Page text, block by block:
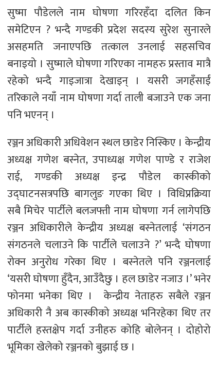
सुष्मा पौडेलले नाम घोषणा गरिरहँदा दलित किन
समेटिएन ? भन्दै गण्डकी प्रदेश सदस्य सुरेश सुनारले
असहमति जनाएपछि तत्काल उनलाई सहसचिव
बनाइयो । सुष्माले घोषणा गरिएका नामहरु प्रस्ताव मात्रै
रहेको भन्दै गाइजात्रा देखाइन् । यसरी जगहँसाईं
तरिकाले नयाँ नाम घोषणा गर्दा ताली बजाउने एक जना
पनि भएनन् ।
रञ्जन अधिकारी अधिवेशन स्थल छाडेर निस्किए । केन्द्रीय
अध्यक्ष गणेश बस्नेत, उपाध्यक्ष गणेश पाण्डे र राजेश
राई, गण्डकी अध्यक्ष इन्द्र पौडेल कास्कीको
उद्घाटनसत्रपछि बागलुङ गएका थिए । विधिप्रक्रिया
सबै मिचेर पार्टीले बलजफ्ती नाम घोषणा गर्न लागेपछि
रञ्जन अधिकारीले केन्द्रीय अध्यक्ष बस्नेतलाई ‘संगठन
संगठनले चलाउने कि पार्टीले चलाउने ?’ भन्दै घोषणा
रोक्न अनुरोध गरेका थिए । बस्नेतले पनि रञ्जनलाई
‘यसरी घाेषणा हुँदैन, आउँदैछु । हल छाडेर नजाउ ।’ भनेर
फोनमा भनेका थिए । केन्द्रीय नेताहरु सबैले रञ्जन
अधिकारी नै अब कास्कीको अध्यक्ष भनिरहेका थिए तर
पार्टीले हस्तक्षेप गर्दा उनीहरु कोहि बोलेनन् । दोहोरो
भूमिका खेलेको रञ्जनको बुझाई छ ।